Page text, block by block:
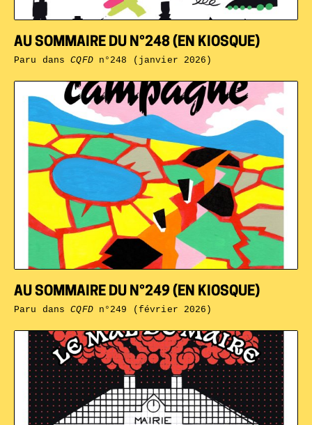
AU SOMMAIRE DU N°249 (EN KIOSQUE)
Paru dansCQFDn°249 (février 2026)
AU SOMMAIRE DU N°248 (EN KIOSQUE)
Paru dansCQFDn°248 (janvier 2026)